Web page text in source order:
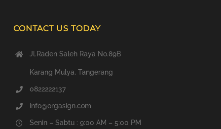
CONTACT US TODAY
Jl.Raden Saleh Raya No.89B
Karang Mulya, Tangerang
0822222137
info@orgasign.com
Senin – Sabtu : 9:00 AM – 5:00 PM